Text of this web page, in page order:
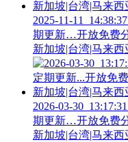
2025-11-
期更新…开放免费
新加坡|台湾|马来
2026-03-
期更新…开放免费
新加坡|台湾|马来